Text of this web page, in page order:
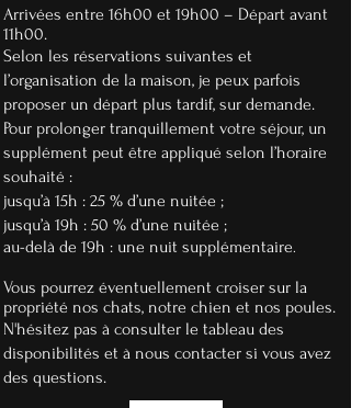
Arrivées entre 16h00 et 19h00 – Départ avant
11h00.
Selon les réservations suivantes et
l’organisation de la maison, je peux parfois
proposer un départ plus tardif, sur demande.
Pour prolonger tranquillement votre séjour, un
supplément peut être appliqué selon l’horaire
souhaité :
jusqu’à 15h : 25 % d’une nuitée ;
jusqu’à 19h : 50 % d’une nuitée ;
au-delà de 19h : une nuit supplémentaire.
Vous pourrez éventuellement croiser sur la
propriété nos chats, notre chien et nos poules.
N'hésitez pas à consulter le tableau des
disponibilités et à nous contacter si vous avez
des questions.